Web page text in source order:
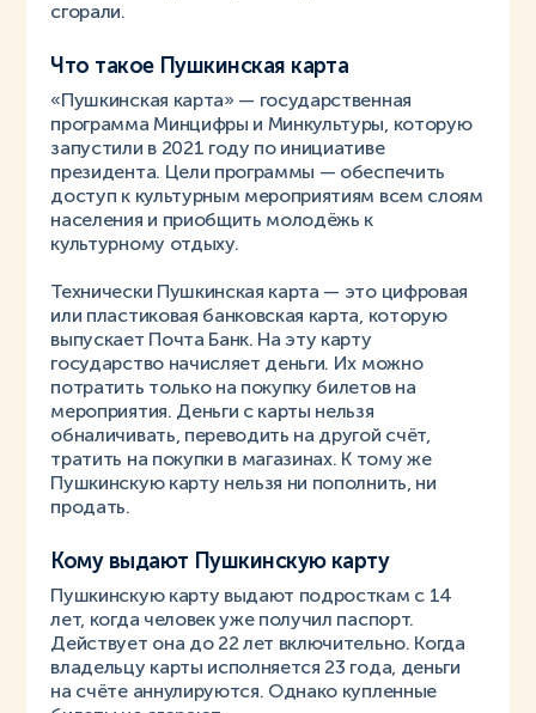
сгорали.
Что такое Пушкинская карта
«Пушкинская карта» — государственная
программа Минцифры и Минкультуры, которую
запустили в 2021 году по инициативе
президента. Цели программы — обеспечить
доступ к культурным мероприятиям всем слоям
населения и приобщить молодёжь к
культурному отдыху.
Технически Пушкинская карта — это цифровая
или пластиковая банковская карта, которую
выпускает Почта Банк. На эту карту
государство начисляет деньги. Их можно
потратить только на покупку билетов на
мероприятия. Деньги с карты нельзя
обналичивать, переводить на другой счёт,
тратить на покупки в магазинах. К тому же
Пушкинскую карту нельзя ни пополнить, ни
продать.
Кому выдают Пушкинскую карту
Пушкинскую карту выдают подросткам с 14
лет, когда человек уже получил паспорт.
Действует она до 22 лет включительно. Когда
владельцу карты исполняется 23 года, деньги
на счёте аннулируются. Однако купленные